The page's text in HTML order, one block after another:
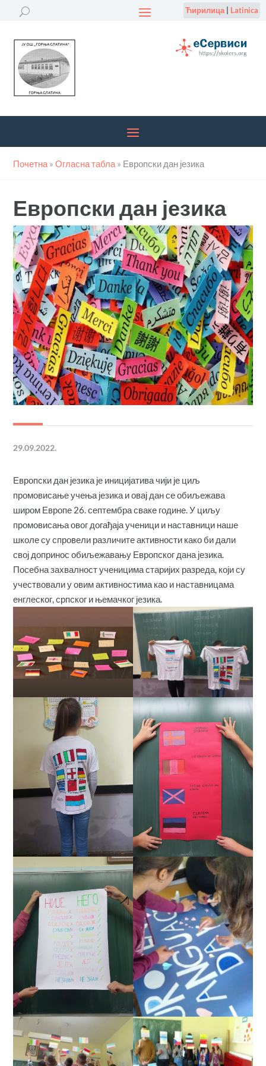
Ћирилица| Latinica
Почетна »Огласна табла » Европски дан језика
Европски дан језика
29.09.2022.
Европски дан језика је иницијатива чији је циљ
промовисање учења језика и овај дан се обиљежава
широм Европе 26. септембра сваке године. У циљу
промовисања овог догађаја ученици и наставници наше
школе су спровели различите активности како би дали
свој допринос обиљежавању Европског дана језика.
Посебна захвалност ученицима старијих разреда, који су
учествовали у овим активностима као и наставницама
енглеског, српског и њемачког језика.